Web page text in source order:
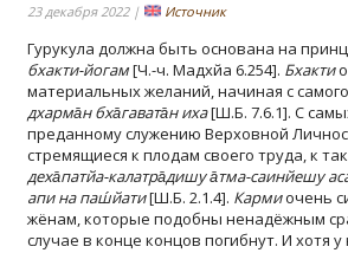
23 декабря 2022 | Источник
Гурукула должна быть основана на
бхакти-йогам[Ч.-ч. Мадхйа 6.254]. Бхакти
материальных желаний, начиная с
дхарма̄н бха̄гавата̄н иха[Ш.Б. 7.6.1]. С
преданному служению Верховной
стремящиеся к плодам своего труда, к
деха̄патйа-калатра̄дишу а̄тма-саинйешу
апи на паш́йати[Ш.Б. 2.1.4]. Кармиочень
жёнам, которые подобны ненадёжным
случае в конце концов погибнут. И хотя